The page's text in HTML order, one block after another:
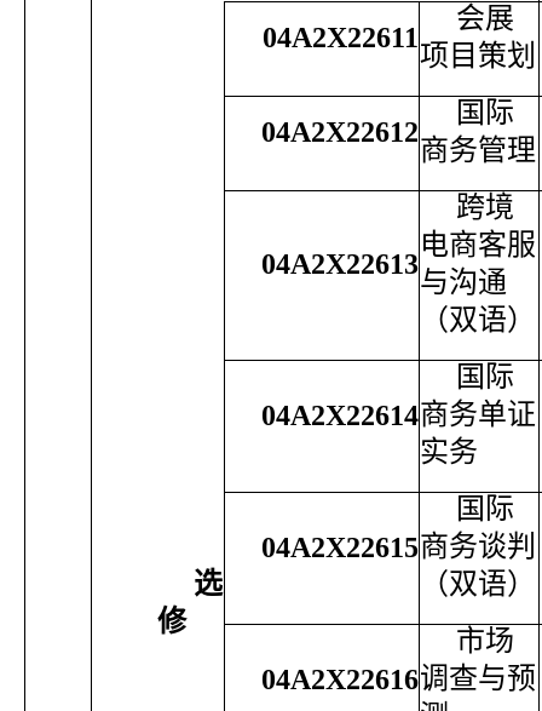
选
修
04A2X22611
会展
项目策划
04A2X22612
国际
商务管理
04A2X22613
跨境
电商客服
与沟通
（双语）
04A2X22614
国际
商务单证
实务
04A2X22615
国际
商务谈判
（双语）
04A2X22616
市场
调查与预